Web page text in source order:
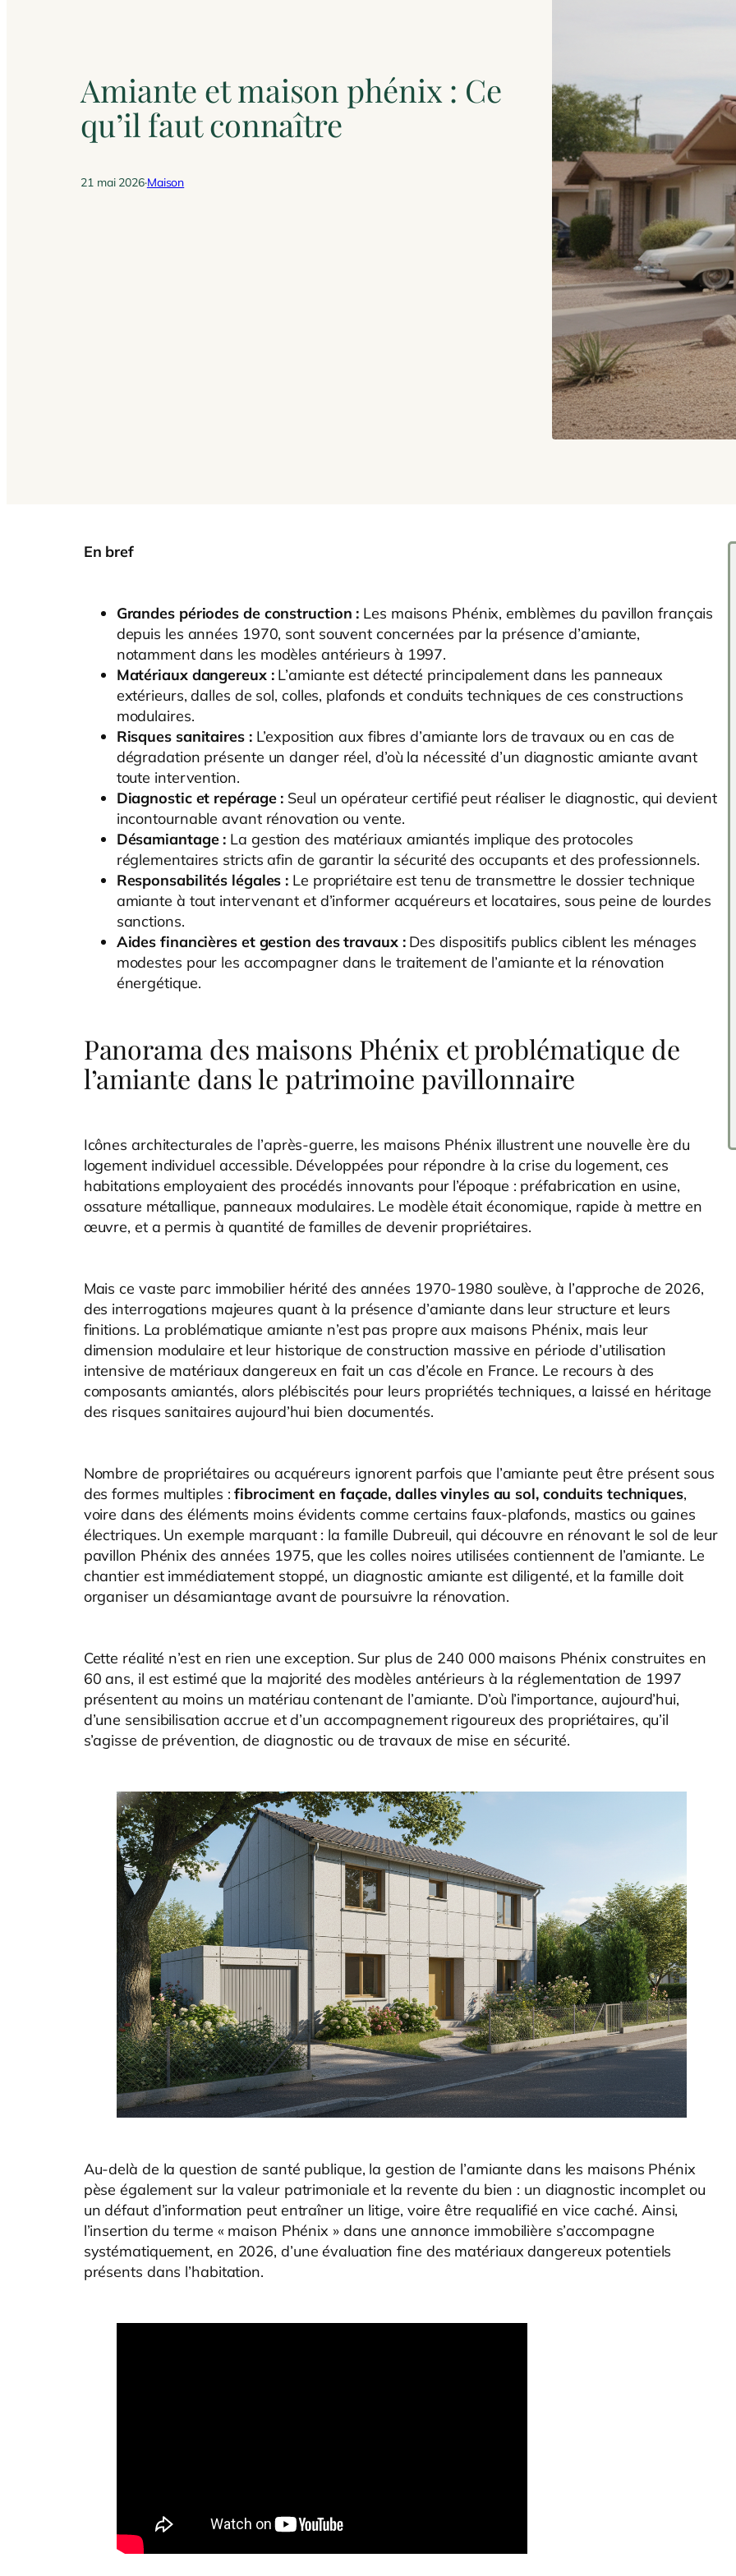
Amiante et maison phénix : Ce
qu’il faut connaître
21 mai 2026·Maison
En bref
Grandes périodes de construction : Les maisons Phénix, emblèmes du pavillon français
depuis les années 1970, sont souvent concernées par la présence d’amiante,
notamment dans les modèles antérieurs à 1997.
Matériaux dangereux : L’amiante est détecté principalement dans les panneaux
extérieurs, dalles de sol, colles, plafonds et conduits techniques de ces constructions
modulaires.
Risques sanitaires : L’exposition aux fibres d’amiante lors de travaux ou en cas de
dégradation présente un danger réel, d’où la nécessité d’un diagnostic amiante avant
toute intervention.
Diagnostic et repérage : Seul un opérateur certifié peut réaliser le diagnostic, qui devient
incontournable avant rénovation ou vente.
Désamiantage : La gestion des matériaux amiantés implique des protocoles
réglementaires stricts afin de garantir la sécurité des occupants et des professionnels.
Responsabilités légales : Le propriétaire est tenu de transmettre le dossier technique
amiante à tout intervenant et d’informer acquéreurs et locataires, sous peine de lourdes
sanctions.
Aides financières et gestion des travaux : Des dispositifs publics ciblent les ménages
modestes pour les accompagner dans le traitement de l’amiante et la rénovation
énergétique.
Panorama des maisons Phénix et problématique de
l’amiante dans le patrimoine pavillonnaire
Icônes architecturales de l’après-guerre, les maisons Phénix illustrent une nouvelle ère du
logement individuel accessible. Développées pour répondre à la crise du logement, ces
habitations employaient des procédés innovants pour l’époque : préfabrication en usine,
ossature métallique, panneaux modulaires. Le modèle était économique, rapide à mettre en
œuvre, et a permis à quantité de familles de devenir propriétaires.
Mais ce vaste parc immobilier hérité des années 1970-1980 soulève, à l’approche de 2026,
des interrogations majeures quant à la présence d’amiante dans leur structure et leurs
finitions. La problématique amiante n’est pas propre aux maisons Phénix, mais leur
dimension modulaire et leur historique de construction massive en période d’utilisation
intensive de matériaux dangereux en fait un cas d’école en France. Le recours à des
composants amiantés, alors plébiscités pour leurs propriétés techniques, a laissé en héritage
des risques sanitaires aujourd’hui bien documentés.
Nombre de propriétaires ou acquéreurs ignorent parfois que l’amiante peut être présent sous
des formes multiples :fibrociment en façade, dalles vinyles au sol, conduits techniques,
voire dans des éléments moins évidents comme certains faux-plafonds, mastics ou gaines
électriques. Un exemple marquant : la famille Dubreuil, qui découvre en rénovant le sol de leur
pavillon Phénix des années 1975, que les colles noires utilisées contiennent de l’amiante. Le
chantier est immédiatement stoppé, un diagnostic amiante est diligenté, et la famille doit
organiser un désamiantage avant de poursuivre la rénovation.
Cette réalité n’est en rien une exception. Sur plus de 240 000 maisons Phénix construites en
60 ans, il est estimé que la majorité des modèles antérieurs à la réglementation de 1997
présentent au moins un matériau contenant de l’amiante. D’où l’importance, aujourd’hui,
d’une sensibilisation accrue et d’un accompagnement rigoureux des propriétaires, qu’il
s’agisse de prévention, de diagnostic ou de travaux de mise en sécurité.
Au-delà de la question de santé publique, la gestion de l’amiante dans les maisons Phénix
pèse également sur la valeur patrimoniale et la revente du bien : un diagnostic incomplet ou
un défaut d’information peut entraîner un litige, voire être requalifié en vice caché. Ainsi,
l’insertion du terme « maison Phénix » dans une annonce immobilière s’accompagne
systématiquement, en 2026, d’une évaluation fine des matériaux dangereux potentiels
présents dans l’habitation.